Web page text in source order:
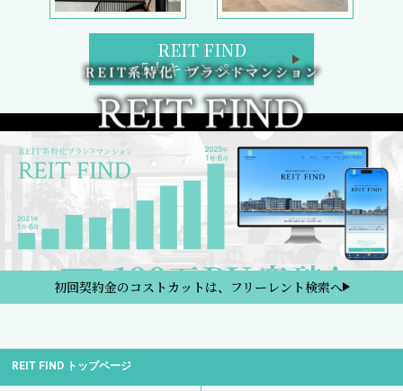
REIT FIND
5大キャンペーン
初回契約金のコストカットは、フリーレント検索へ
REIT FIND トップページ